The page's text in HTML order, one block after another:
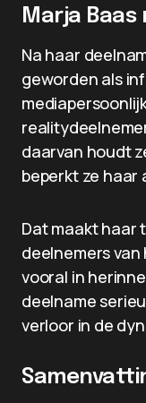
Marja Baas
Na haar
geworden als
daarvan houdt
beperkt ze haar
Dat maakt haar
deelnemers
vooral in
deelname
verloor in de